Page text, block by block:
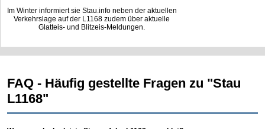
Im Winter informiert sie Stau.info neben der aktuellen
Verkehrslage auf der L1168 zudem über aktuelle
Glatteis- und Blitzeis-Meldungen.
FAQ - Häufig gestellte Fragen zu "Stau
L1168"